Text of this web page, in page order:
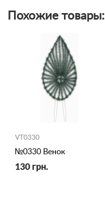
Похожие товары:
VT0330
№0330 Венок
130 грн.